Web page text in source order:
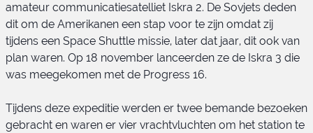
amateur communicatiesatelliet Iskra 2. De Sovjets deden
dit om de Amerikanen een stap voor te zijn omdat zij
tijdens een Space Shuttle missie, later dat jaar, dit ook van
plan waren. Op 18 november lanceerden ze de Iskra 3 die
was meegekomen met de Progress 16.
Tijdens deze expeditie werden er twee bemande bezoeken
gebracht en waren er vier vrachtvluchten om het station te